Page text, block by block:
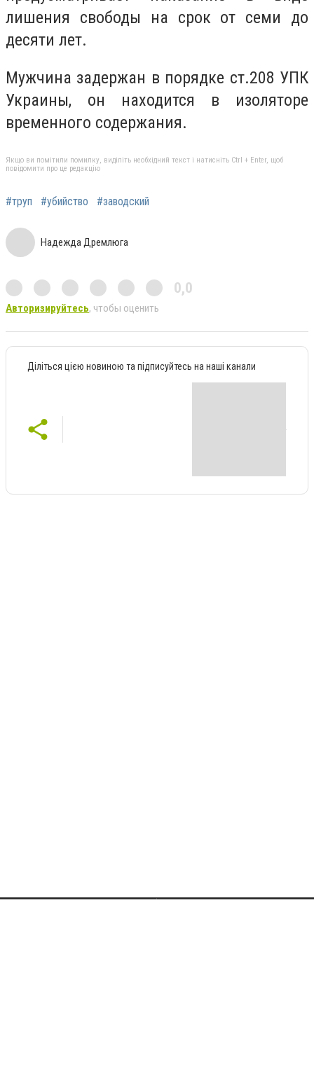
лишения свободы на срок от семи до
десяти лет.
Мужчина задержан в порядке ст.208 УПК
Украины, он находится в изоляторе
временного содержания.
Якщо ви помітили помилку, виділіть необхідний текст і натисніть Ctrl + Enter, щоб
повідомити про це редакцію
#труп #убийство #заводский
Надежда Дремлюга
0,0
Авторизируйтесь, чтобы оценить
Діліться цією новиною та підписуйтесь на наші канали